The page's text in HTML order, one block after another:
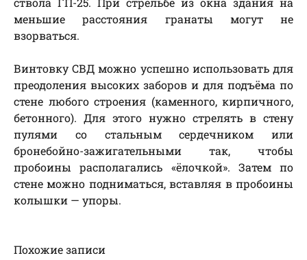
меньшие расстояния гранаты могут не
взорваться.
Винтовку СВД можно успешно использовать для
преодоления высоких заборов и для подъёма по
стене любого строения (каменного, кирпичного,
бетонного). Для этого нужно стрелять в стену
пулями со стальным сердечником или
бронебойно-зажигательными так, чтобы
пробоины располагались «ёлочкой». Затем по
стене можно подниматься, вставляя в пробоины
колышки — упоры.
Похожие записи